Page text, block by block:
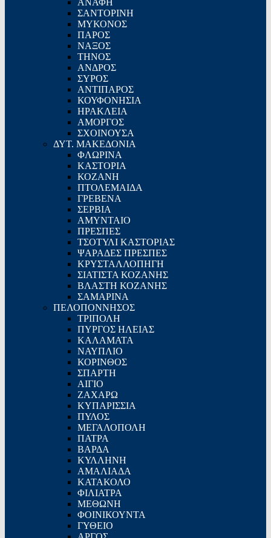
ΑΝΑΦΗ
ΣΑΝΤΟΡΙΝΗ
ΜΥΚΟΝΟΣ
ΠΑΡΟΣ
ΝΑΞΟΣ
ΤΗΝΟΣ
ΑΝΔΡΟΣ
ΣΥΡΟΣ
ΑΝΤΙΠΑΡΟΣ
ΚΟΥΦΟΝΗΣΙΑ
ΗΡΑΚΛΕΙΑ
ΑΜΟΡΓΟΣ
ΣΧΟΙΝΟΥΣΑ
ΔΥΤ. ΜΑΚΕΔΟΝΙΑ
ΦΛΩΡΙΝΑ
ΚΑΣΤΟΡΙΑ
ΚΟΖΑΝΗ
ΠΤΟΛΕΜΑΙΔΑ
ΓΡΕΒΕΝΑ
ΣΕΡΒΙΑ
ΑΜΥΝΤΑΙΟ
ΠΡΕΣΠΕΣ
ΤΣΟΤΥΛΙ ΚΑΣΤΟΡΙΑΣ
ΨΑΡΑΔΕΣ ΠΡΕΣΠΕΣ
ΚΡΥΣΤΑΛΛΟΠΗΓΗ
ΣΙΑΤΙΣΤΑ ΚΟΖΑΝΗΣ
ΒΛΑΣΤΗ ΚΟΖΑΝΗΣ
ΣΑΜΑΡΙΝΑ
ΠΕΛΟΠΟΝΝΗΣΟΣ
ΤΡΙΠΟΛΗ
ΠΥΡΓΟΣ ΗΛΕΙΑΣ
ΚΑΛΑΜΑΤΑ
ΝΑΥΠΛΙΟ
ΚΟΡΙΝΘΟΣ
ΣΠΑΡΤΗ
ΑΙΓΙΟ
ΖΑΧΑΡΩ
ΚΥΠΑΡΙΣΣΙΑ
ΠΥΛΟΣ
ΜΕΓΑΛΟΠΟΛΗ
ΠΑΤΡΑ
ΒΑΡΔΑ
ΚΥΛΛΗΝΗ
ΑΜΑΛΙΑΔΑ
ΚΑΤΑΚΟΛΟ
ΦΙΛΙΑΤΡΑ
ΜΕΘΩΝΗ
ΦΟΙΝΙΚΟΥΝΤΑ
ΓΥΘΕΙΟ